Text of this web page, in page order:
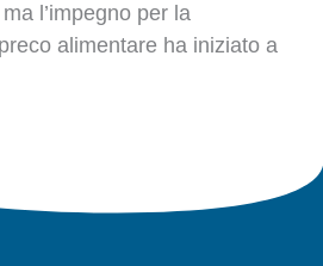
l’impegno per la
alimentare ha iniziato a